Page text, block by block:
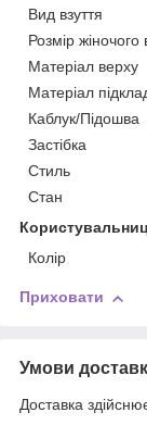
Вид взуття
Розмір жіночого
Матеріал верху
Матеріал
Каблук/Підошва
Застібка
Стиль
Стан
Колір
Приховати
Умови
Доставка